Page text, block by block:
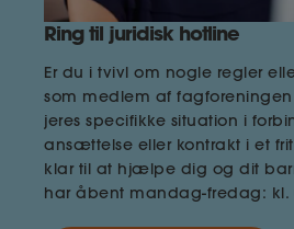
Ring til juridisk hotline
Er du i tvivl om nogle regler
som medlem af
jeres specifikke situation i
ansættelse eller kontrakt i et
klar til at hjælpe dig og dit
har åbent mandag-fredag: kl.